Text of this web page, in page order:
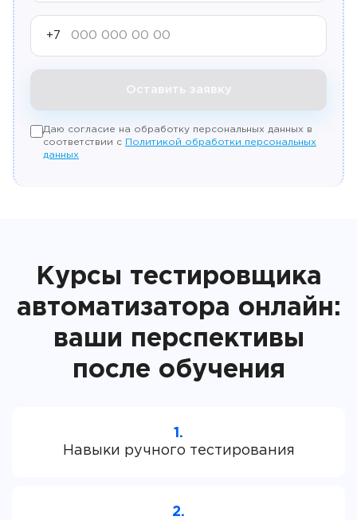
+7
Оставить заявку
Даю согласие на обработку персональных данных в
соответствии с Политикой обработки персональных
данных
Курсы тестировщика
автоматизатора онлайн:
ваши перспективы
после обучения
1.
2.